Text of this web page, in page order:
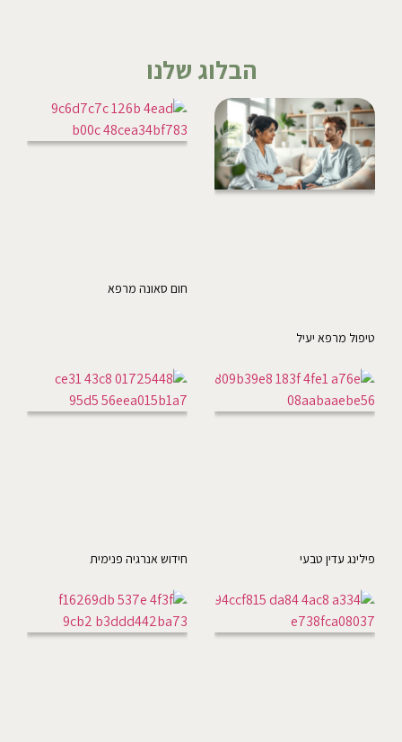
הבלוג שלנו
טיפול מרפא יעיל
חום סאונה מרפא
פילינג עדין טבעי חידוש אנרגיה פנימית